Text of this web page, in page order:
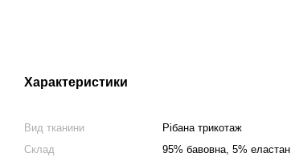
Характеристики
Вид тканини
Рібана трикотаж
Склад
95% бавовна, 5% еластан